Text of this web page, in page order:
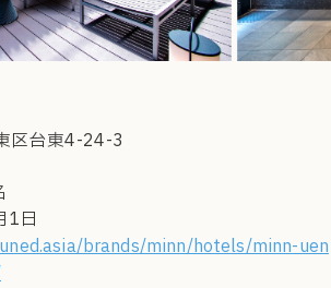
区台東4-24-3
1日
brands/minn/hotels/minn-uen